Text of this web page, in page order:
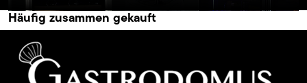
Häufig zusammen gekauft